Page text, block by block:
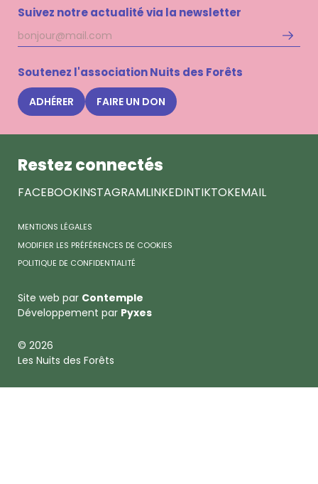
Suivez notre actualité via la newsletter
Adresse
mail
Soutenez l'association Nuits des Forêts
ADHÉRER FAIRE UN DON
Restez connectés
FACEBOOKINSTAGRAMLINKEDINTIKTOKEMAIL
MENTIONS LÉGALES
MODIFIER LES PRÉFÉRENCES DE COOKIES
POLITIQUE DE CONFIDENTIALITÉ
Site web par Contemple
Développement par Pyxes
© 2026
Les Nuits des Forêts